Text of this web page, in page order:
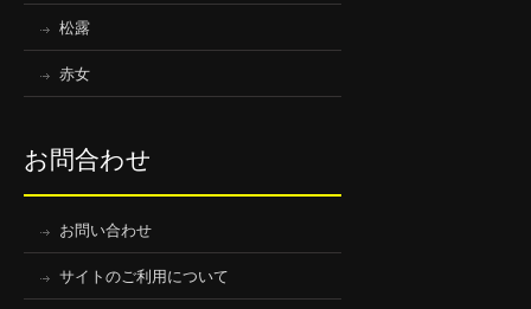
松露
赤女
お問合わせ
お問い合わせ
サイトのご利用について